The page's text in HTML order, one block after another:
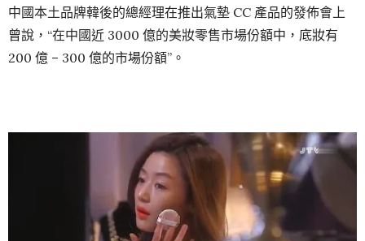
中國本土品牌韓後的總經理在推出氣墊 CC 產品的發佈會上
曾說，“在中國近 3000 億的美妝零售市場份額中，底妝有
200 億 – 300 億的市場份額”。